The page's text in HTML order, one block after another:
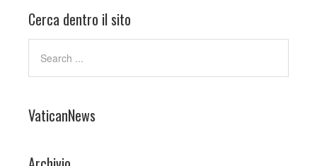
Cerca dentro il sito
VaticanNews